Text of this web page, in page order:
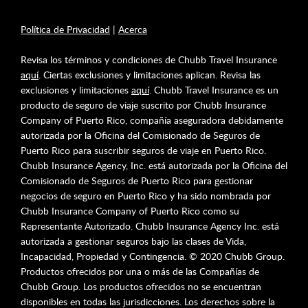
Política de Privacidad | Acerca
Revisa los términos y condiciones de Chubb Travel Insurance
aquí. Ciertas exclusiones y limitaciones aplican. Revisa las
exclusiones y limitaciones aquí. Chubb Travel Insurance es un
producto de seguro de viaje suscrito por Chubb Insurance
Company of Puerto Rico, compañía aseguradora debidamente
autorizada por la Oficina del Comisionado de Seguros de
Puerto Rico para suscribir seguros de viaje en Puerto Rico.
Chubb Insurance Agency, Inc. está autorizada por la Oficina del
Comisionado de Seguros de Puerto Rico para gestionar
negocios de seguro en Puerto Rico y ha sido nombrada por
Chubb Insurance Company of Puerto Rico como su
Representante Autorizado. Chubb Insurance Agency Inc. está
autorizada a gestionar seguros bajo las clases de Vida,
Incapacidad, Propiedad y Contingencia. © 2020 Chubb Group.
Productos ofrecidos por una o más de las Compañías de
Chubb Group. Los productos ofrecidos no se encuentran
disponibles en todas las jurisdicciones. Los derechos sobre la